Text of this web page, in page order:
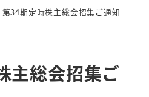
第34期定時株主総会招集ご通知
主総会招集ご